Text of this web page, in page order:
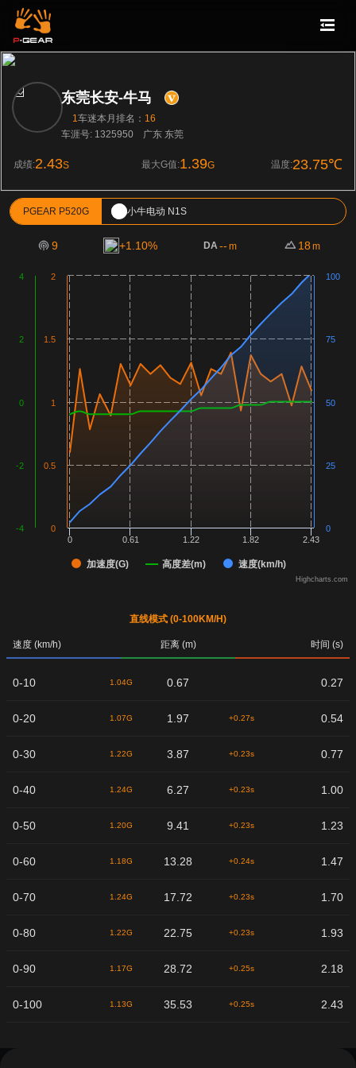
东莞长安-牛马
1车迷本月排名： 16
车涯号: 1325950
广东 东莞
成绩:2.43S 最大G值:1.39G 温度:23.75℃
PGEAR P520G 小牛电动 N1S
9 +1.10% DA-- m 18 m
加速度(G) 高度差(m) 速度(km/h)
0 0.61 1.22 1.82 2.43
0
0.5
1
1.5
2
-4
-2
0
2
4
0
25
50
75
100
Highcharts.com
直线模式 (0-100KM/H)
速度 (km/h) 距离 (m) 时间 (s)
0-10 1.04G 0.67 0.27
0-20 1.07G 1.97 +0.27s 0.54
0-30 1.22G 3.87 +0.23s 0.77
0-40 1.24G 6.27 +0.23s 1.00
0-50 1.20G 9.41 +0.23s 1.23
0-60 1.18G 13.28 +0.24s 1.47
0-70 1.24G 17.72 +0.23s 1.70
0-80 1.22G 22.75 +0.23s 1.93
0-90 1.17G 28.72 +0.25s 2.18
0-100 1.13G 35.53 +0.25s 2.43